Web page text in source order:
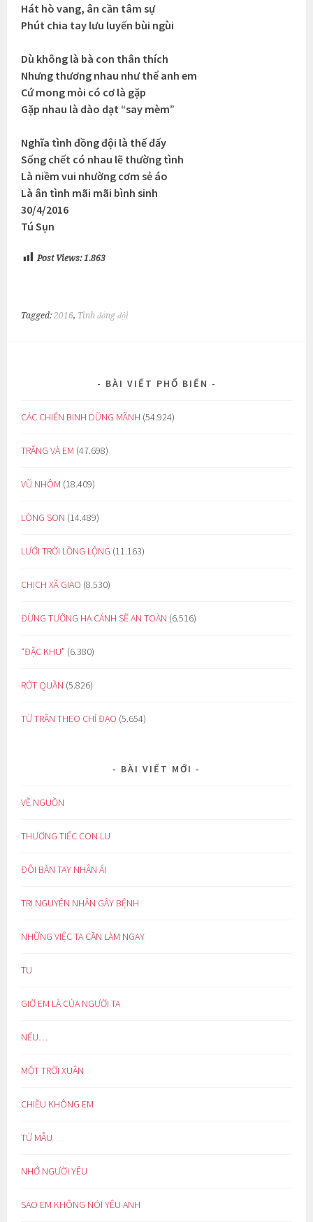
Hát hò vang, ân cần tâm sự
Phút chia tay lưu luyến bùi ngùi
Dù không là bà con thân thích
Nhưng thương nhau như thể anh em
Cứ mong mỏi có cơ là gặp
Gặp nhau là dào dạt “say mèm”
Nghĩa tình đồng đội là thế đấy
Sống chết có nhau lẽ thường tình
Là niềm vui nhường cơm sẻ áo
Là ân tình mãi mãi bình sinh
30/4/2016
Tú Sụn
Post Views: 1.863
Tagged:2016, Tình đồng đội
BÀI VIẾT PHỔ BIẾN
CÁC CHIẾN BINH DŨNG MÃNH (54.924)
TRĂNG VÀ EM (47.698)
VŨ NHÔM (18.409)
LÒNG SON (14.489)
LƯỚI TRỜI LỒNG LỘNG (11.163)
CHỊCH XÃ GIAO (8.530)
ĐỪNG TƯỞNG HẠ CÁNH SẼ AN TOÀN (6.516)
“ĐẶC KHU” (6.380)
RỚT QUẦN (5.826)
TỪ TRẦN THEO CHỈ ĐẠO (5.654)
BÀI VIẾT MỚI
VỀ NGUỒN
THƯƠNG TIẾC CON LU
ĐÔI BÀN TAY NHÂN ÁI
TRỊ NGUYÊN NHÂN GÂY BỆNH
NHỮNG VIỆC TA CẦN LÀM NGAY
TU
GIỜ EM LÀ CỦA NGƯỜI TA
NẾU…
MỘT TRỜI XUÂN
CHIỀU KHÔNG EM
TỪ MẪU
NHỚ NGƯỜI YÊU
SAO EM KHÔNG NÓI YÊU ANH